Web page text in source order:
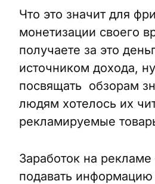
Что это значит для
монетизации своего
получаете за это
источником дохода,
посвящать обзорам
людям хотелось их
рекламируемые
Заработок на
подавать информацию